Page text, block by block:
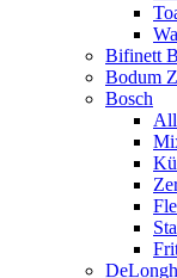
Bifinett
Bodum
Bosch